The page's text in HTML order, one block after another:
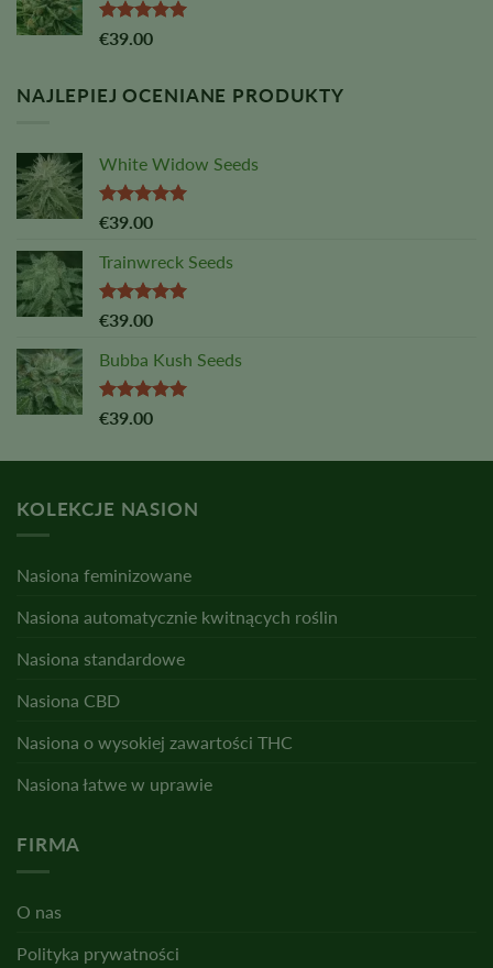
Oceniono
€39.00
NAJLEPIEJ OCENIANE PRODUKTY
White Widow Seeds
Oceniono
5
€39.00
Trainwreck Seeds
Oceniono
5
€39.00
Bubba Kush Seeds
Oceniono
€39.00
KOLEKCJE NASION
Nasiona feminizowane
Nasiona automatycznie kwitnących roślin
Nasiona standardowe
Nasiona CBD
Nasiona o wysokiej zawartości THC
Nasiona łatwe w uprawie
FIRMA
O nas
Polityka prywatności